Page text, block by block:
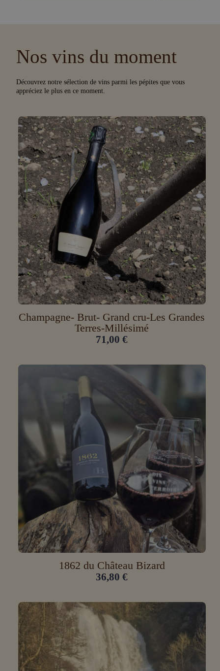
Nos vins du moment
Découvrez notre sélection de vins parmi les pépites que vous
appréciez le plus en ce moment.
Champagne- Brut- Grand cru-Les Grandes
Terres-Millésimé
71,00€
1862 du Château Bizard
36,80€